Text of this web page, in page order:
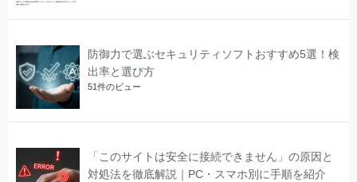
防御力で選ぶセキュリティソフトおすすめ5選！検
出率と選び方
51件のビュー
「このサイトは安全に接続できません」の原因と
対処法を徹底解説｜PC・スマホ別に手順を紹介